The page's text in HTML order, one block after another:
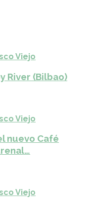
Viejo
River (Bilbao)
Viejo
nuevo Café
Viejo